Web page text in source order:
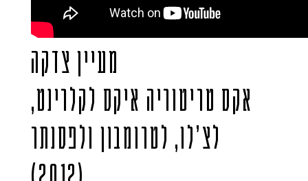
מעיין צדקה
אקס טריטוריה איקס לקלרינט,
לצ’לו, לטרומבון ולפסנתר